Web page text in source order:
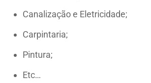
Canalização e Eletricidade;
Carpintaria;
Pintura;
Etc…